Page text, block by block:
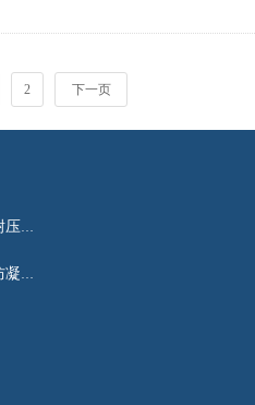
2 下一页
耐压绝缘
防凝结露